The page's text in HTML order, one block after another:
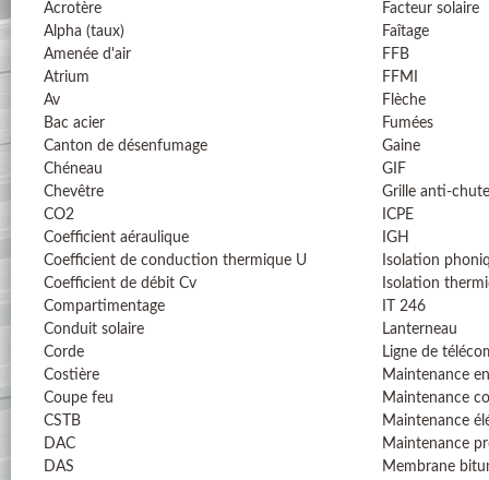
Acrotère
Alpha (taux)
Amenée d'air
Atrium
Av
Bac acier
Canton de désenfumage
Chéneau
Chevêtre
CO2
Coefficient aéraulique
Coefficient de conduction thermique U
Coefficient de débit Cv
Compartimentage
Conduit solaire
Corde
Costière
Coupe feu
CSTB
DAC
DAS
Facteur solaire
Faîtage
FFB
FFMI
Flèche
Fumées
Gaine
GIF
Grille anti-chute
ICPE
IGH
Isolation
Isolation
IT 246
Lanterneau
Ligne de
Maintenance
Maintenance
Maintenance
Maintenance
Membrane